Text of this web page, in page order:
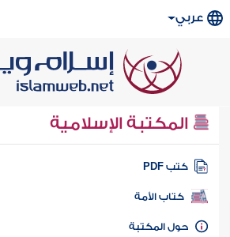
عربي
المكتبة الإسلامية
كتب PDF
كتاب الأمة